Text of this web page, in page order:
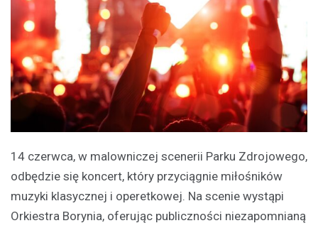
14 czerwca, w malowniczej scenerii Parku Zdrojowego,
odbędzie się koncert, który przyciągnie miłośników
muzyki klasycznej i operetkowej. Na scenie wystąpi
Orkiestra Borynia, oferując publiczności niezapomnianą